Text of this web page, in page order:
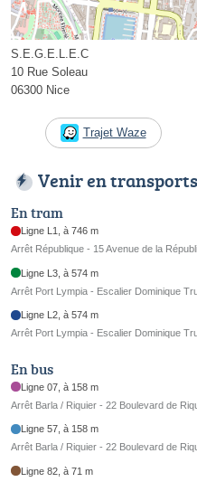
S.E.G.E.L.E.C
10 Rue Soleau
06300 Nice
Trajet Waze
Venir en
En tram
Ligne L1, à 746 m
Arrêt République - 15 Avenue de la
Ligne L3, à 574 m
Arrêt Port Lympia - Escalier Dominique
Ligne L2, à 574 m
Arrêt Port Lympia - Escalier Dominique
En bus
Ligne 07, à 158 m
Arrêt Barla / Riquier - 22 Boulevard de
Ligne 57, à 158 m
Arrêt Barla / Riquier - 22 Boulevard de
Ligne 82, à 71 m